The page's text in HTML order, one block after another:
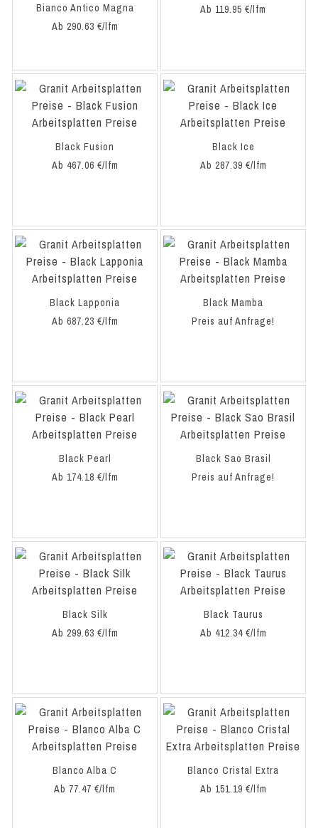
Bianco Antico Magna
Ab 290.63 €/lfm
Ab 119.95 €/lfm
Black Fusion
Ab 467.06 €/lfm
Black Ice
Ab 287.39 €/lfm
Black Lapponia
Ab 687.23 €/lfm
Black Mamba
Preis auf Anfrage!
Black Pearl
Ab 174.18 €/lfm
Black Sao Brasil
Preis auf Anfrage!
Black Silk
Ab 299.63 €/lfm
Black Taurus
Ab 412.34 €/lfm
Blanco Alba C
Ab 77.47 €/lfm
Blanco Cristal Extra
Ab 151.19 €/lfm